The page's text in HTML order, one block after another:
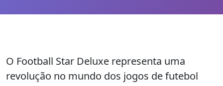
O Football Star Deluxe representa uma
revolução no mundo dos jogos de futebol